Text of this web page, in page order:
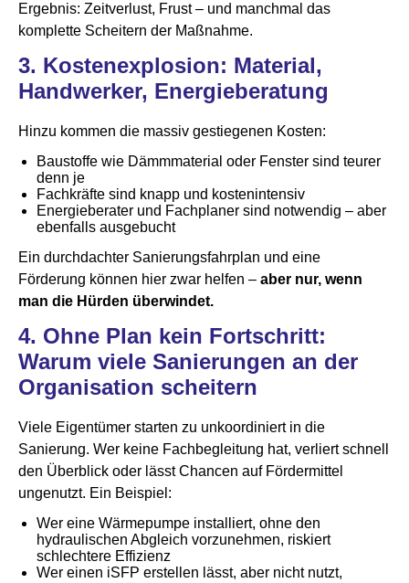
Ergebnis: Zeitverlust, Frust – und manchmal das
komplette Scheitern der Maßnahme.
3. Kostenexplosion: Material,
Handwerker, Energieberatung
Hinzu kommen die massiv gestiegenen Kosten:
Baustoffe wie Dämmmaterial oder Fenster sind teurer
denn je
Fachkräfte sind knapp und kostenintensiv
Energieberater und Fachplaner sind notwendig – aber
ebenfalls ausgebucht
Ein durchdachter Sanierungsfahrplan und eine
Förderung können hier zwar helfen – aber nur, wenn
man die Hürden überwindet.
4. Ohne Plan kein Fortschritt:
Warum viele Sanierungen an der
Organisation scheitern
Viele Eigentümer starten zu unkoordiniert in die
Sanierung. Wer keine Fachbegleitung hat, verliert schnell
den Überblick oder lässt Chancen auf Fördermittel
ungenutzt. Ein Beispiel:
Wer eine Wärmepumpe installiert, ohne den
hydraulischen Abgleich vorzunehmen, riskiert
schlechtere Effizienz
Wer einen iSFP erstellen lässt, aber nicht nutzt,